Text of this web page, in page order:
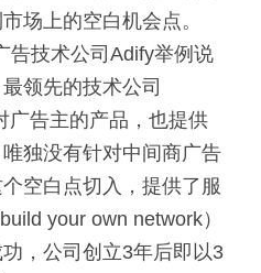
场上的空白机会点。
告技术公司Adify举例说
领先的技术公司
广告主的产品，也提供
独没有针对中间商广告
空白点切入，提供了服
your own network）
，公司创立3年后即以3